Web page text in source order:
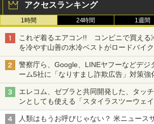
アクセスランキング
1時間 24時間 1週間
これぞ着るエアコン!! コンビニで買える
を冷やす山善の水冷ベストがロードバイ
ち・ざ・ろーど！その14】【空いた時間
警察庁ら、Google、LINEヤフーなどデジ
ーム5社に「なりすまし詐欺広告」対策
真や映像を使った投資詐欺などへの対策
エレコム、ゼブラと共同開発した、タッ
ンとしても使える「スタイラスツーウェ
も、持ち替えずに書き込める
人類はもうお呼びじゃない？ 米ニュース